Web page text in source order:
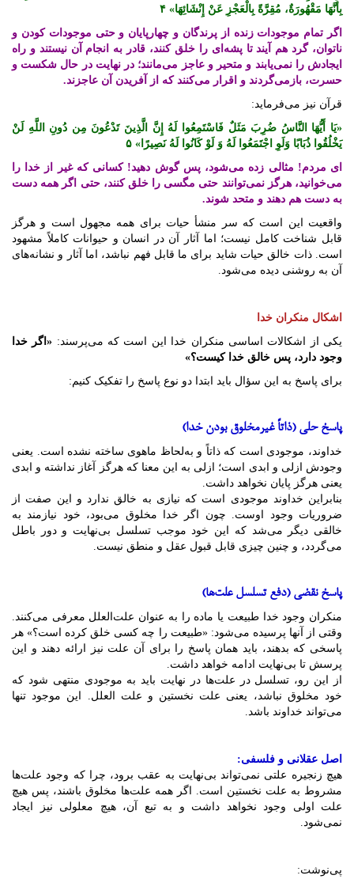
بِأَنَّهَا مَقْهُورَةٌ، مُقِرَّةً بِالْعَجْزِ عَنْ إِنْشَائِهَا» ۴
اگر تمام موجودات زنده از پرندگان و چهارپایان و حتی موجودات کودن و
ناتوان، گرد هم آیند تا پشه‌ای را خلق کنند، قادر به انجام آن نیستند و راه
ایجادش را نمی‌یابند و متحیر و عاجز می‌مانند؛ در نهایت در حال شکست و
حسرت، بازمی‌گردند و اقرار می‌کنند که از آفریدن آن عاجزند.
قرآن نیز می‌فرماید:
«یَا أَیُّهَا النَّاسُ ضُرِبَ مَثَلٌ فَاسْتَمِعُوا لَهُ إِنَّ الَّذِینَ تَدْعُونَ مِن دُونِ اللَّهِ لَنْ
یَخْلُقُوا ذُبَابًا وَلَوِ اجْتَمَعُوا لَهُ وَ لَوْ کَانُوا لَهُ نَصِیرًا» ۵
ای مردم! مثالی زده می‌شود، پس گوش دهید! کسانی که غیر از خدا را
می‌خوانید، هرگز نمی‌توانند حتی مگسی را خلق کنند، حتی اگر همه دست
به دست هم دهند و متحد شوند.
واقعیت این است که سر منشأ حیات برای همه مجهول است و هرگز
قابل شناخت کامل نیست؛ اما آثار آن در انسان و حیوانات کاملاً مشهود
است. ذات خالق حیات شاید برای ما قابل فهم نباشد، اما آثار و نشانه‌های
آن به روشنی دیده می‌شود.
اشکال منکران خدا
یکی از اشکالات اساسی منکران خدا این است که می‌پرسند: «اگر خدا
وجود دارد، پس خالق خدا کیست؟»
برای پاسخ به این سؤال باید ابتدا دو نوع پاسخ را تفکیک کنیم:
پاسخ حلی (ذاتاً غیرمخلوق بودن خدا)
خداوند، موجودی است که ذاتاً و به‌لحاظ ماهوی ساخته نشده است. یعنی
وجودش ازلی و ابدی است؛ ازلی به این معنا که هرگز آغاز نداشته و ابدی
یعنی هرگز پایان نخواهد داشت.
بنابراین خداوند موجودی است که نیازی به خالق ندارد و این صفت از
ضروریات وجود اوست. چون اگر خدا مخلوق می‌بود، خود نیازمند به
خالقی دیگر می‌شد که این خود موجب تسلسل بی‌نهایت و دور باطل
می‌گردد، و چنین چیزی قابل قبول عقل و منطق نیست.
پاسخ نقضی (دفع تسلسل علت‌ها)
منکران وجود خدا طبیعت یا ماده را به عنوان علت‌العلل معرفی می‌کنند.
وقتی از آنها پرسیده می‌شود: «طبیعت را چه کسی خلق کرده است؟» هر
پاسخی که بدهند، باید همان پاسخ را برای آن علت نیز ارائه دهند و این
پرسش تا بی‌نهایت ادامه خواهد داشت.
از این رو، تسلسل در علت‌ها در نهایت باید به موجودی منتهی شود که
خود مخلوق نباشد، یعنی علت نخستین و علت العلل. این موجود تنها
می‌تواند خداوند باشد.
اصل عقلانی و فلسفی:
هیچ زنجیره علتی نمی‌تواند بی‌نهایت به عقب برود، چرا که وجود علت‌ها
مشروط به علت نخستین است. اگر همه علت‌ها مخلوق باشند، پس هیچ
علت اولی وجود نخواهد داشت و به تبع آن، هیچ معلولی نیز ایجاد
نمی‌شود.
پی‌نوشت: